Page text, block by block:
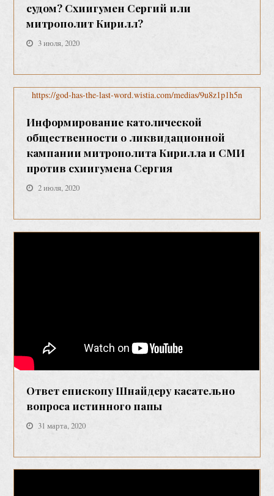
судом? Схиигумен Сергий или
митрополит Кирилл?
3 июля, 2020
https://god-has-the-last-word.wistia.com/medias/9u8z1p1h5n
Информирование католической
общественности о ликвидационной
кампании митрополита Кирилла и СМИ
против схиигумена Сергия
2 июля, 2020
Ответ епископу Шнайдеру касательно
вопроса истинного папы
31 марта, 2020